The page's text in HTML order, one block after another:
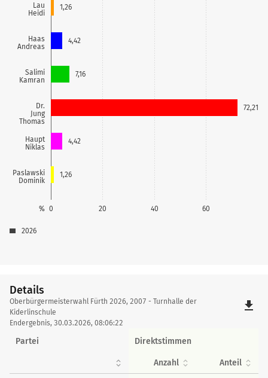
Lau
Heidi
Haas
Andreas
Salimi
Kamran
Dr.
Jung
Thomas
Haupt
Niklas
Paslawski
Dominik
0 20 40 60
%
1,26
4,42
7,16
72,21
4,42
1,26
2026
Details
Details
Oberbürgermeisterwahl Fürth 2026, 2007 - Turnhalle der
Kiderlinschule
Endergebnis, 30.03.2026, 08:06:22
file_download
Partei Direktstimmen
Anzahl Anteil